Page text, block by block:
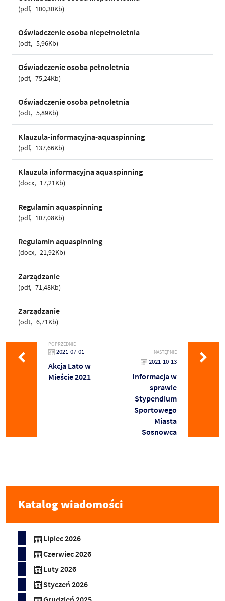
pdf 100,30Kb
Oświadczenie osoba niepełnoletnia
odt 5,96Kb
Oświadczenie osoba pełnoletnia
pdf 75,24Kb
Oświadczenie osoba pełnoletnia
odt 5,89Kb
Klauzula-informacyjna-aquaspinning
pdf 137,66Kb
Klauzula informacyjna aquaspinning
docx 17,21Kb
Regulamin aquaspinning
pdf 107,08Kb
Regulamin aquaspinning
docx 21,92Kb
Zarządzanie
pdf 71,48Kb
Zarządzanie
odt 6,71Kb
POPRZEDNIE
2021-07-01
Akcja Lato w
Mieście 2021
NASTĘPNIE
2021-10-13
Informacja w
sprawie
Stypendium
Sportowego
Miasta
Sosnowca
Katalog wiadomości
Lipiec 2026
Czerwiec 2026
Luty 2026
Styczeń 2026